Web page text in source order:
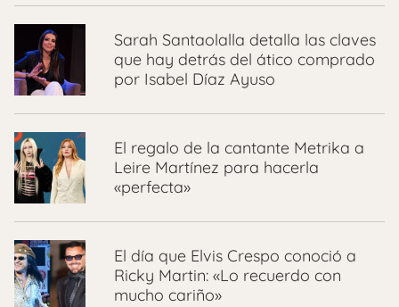
Sarah Santaolalla detalla las claves
que hay detrás del ático comprado
por Isabel Díaz Ayuso
El regalo de la cantante Metrika a
Leire Martínez para hacerla
«perfecta»
El día que Elvis Crespo conoció a
Ricky Martin: «Lo recuerdo con
mucho cariño»